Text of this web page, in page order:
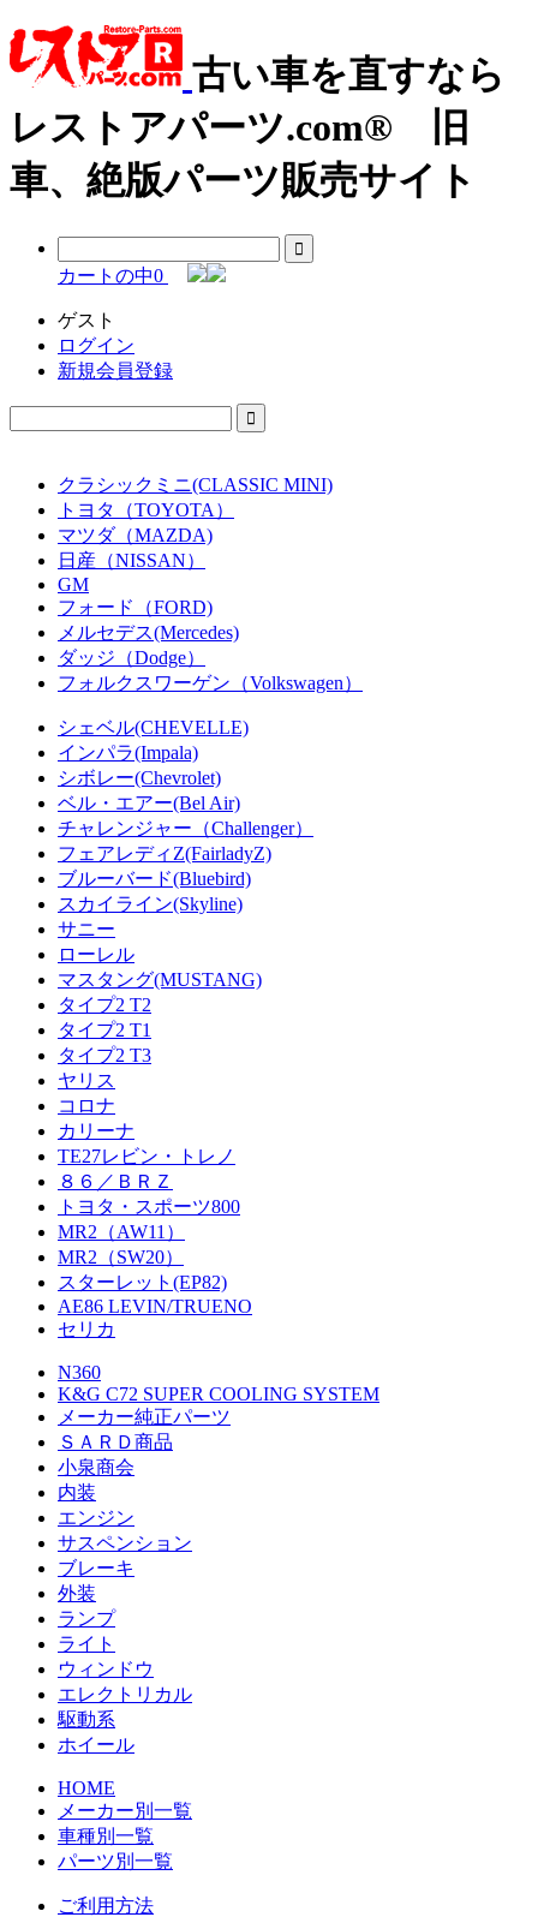
古い車を直すなら
レストアパーツ.com® 旧
車、絶版パーツ販売サイト
カートの中0
ゲスト
ログイン
新規会員登録
クラシックミニ(CLASSIC MINI)
トヨタ（TOYOTA）
マツダ（MAZDA)
日産（NISSAN）
GM
フォード（FORD)
メルセデス(Mercedes)
ダッジ（Dodge）
フォルクスワーゲン（Volkswagen）
シェベル(CHEVELLE)
インパラ(Impala)
シボレー(Chevrolet)
ベル・エアー(Bel Air)
チャレンジャー（Challenger）
フェアレディZ(FairladyZ)
ブルーバード(Bluebird)
スカイライン(Skyline)
サニー
ローレル
マスタング(MUSTANG)
タイプ2 T2
タイプ2 T1
タイプ2 T3
ヤリス
コロナ
カリーナ
TE27レビン・トレノ
８６／ＢＲＺ
トヨタ・スポーツ800
MR2（AW11）
MR2（SW20）
スターレット(EP82)
AE86 LEVIN/TRUENO
セリカ
N360
K&G C72 SUPER COOLING SYSTEM
メーカー純正パーツ
ＳＡＲＤ商品
小泉商会
内装
エンジン
サスペンション
ブレーキ
外装
ランプ
ライト
ウィンドウ
エレクトリカル
駆動系
ホイール
HOME
メーカー別一覧
車種別一覧
パーツ別一覧
ご利用方法